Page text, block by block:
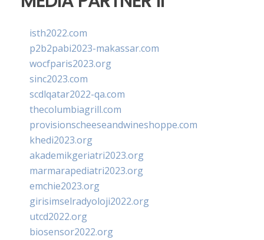
isth2022.com
p2b2pabi2023-makassar.com
wocfparis2023.org
sinc2023.com
scdlqatar2022-qa.com
thecolumbiagrill.com
provisionscheeseandwineshoppe.com
khedi2023.org
akademikgeriatri2023.org
marmarapediatri2023.org
emchie2023.org
girisimselradyoloji2022.org
utcd2022.org
biosensor2022.org